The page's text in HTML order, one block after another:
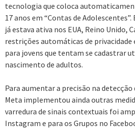
tecnologia que coloca
17 anos em “Contas de
já estava ativa nos EUA, Reino Unido,
restrições automáticas de
para jovens que tentam se cadastrar
nascimento de adultos.
Para aumentar a precisão na
Meta implementou ainda outras
varredura de sinais contextuais foi
Instagram e para os Grupos no